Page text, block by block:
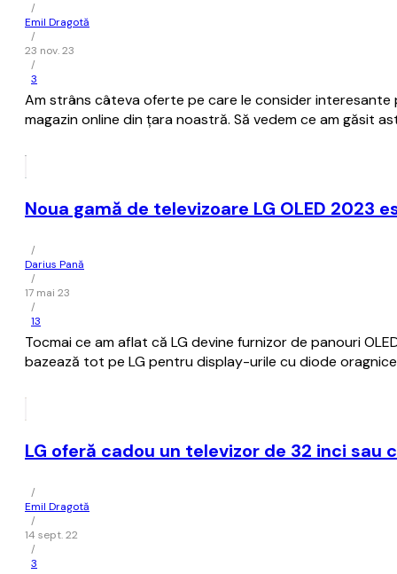
/
Emil Dragotă
/
23 nov. 23
/
3
Am strâns câteva oferte pe care le consider interesante
magazin online din țara noastră. Să vedem ce am găsit
Noua gamă de televizoare LG OLED 2023
/
Darius Pană
/
17 mai 23
/
13
Tocmai ce am aflat că LG devine furnizor de panouri
bazează tot pe LG pentru display-urile cu diode
LG oferă cadou un televizor de 32 inci sau
/
Emil Dragotă
/
14 sept. 22
/
3